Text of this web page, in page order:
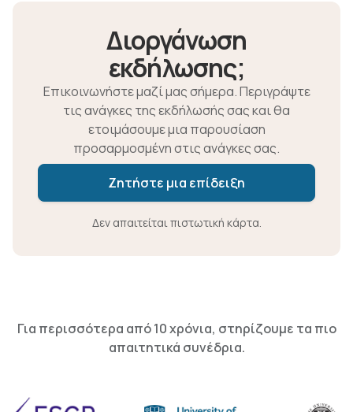
Διοργάνωση
εκδήλωσης;
Επικοινωνήστε μαζί μας σήμερα. Περιγράψτε
τις ανάγκες της εκδήλωσής σας και θα
ετοιμάσουμε μια παρουσίαση
προσαρμοσμένη στις ανάγκες σας.
Ζητήστε μια επίδειξη
Δεν απαιτείται πιστωτική κάρτα.
Για περισσότερα από 10 χρόνια, στηρίζουμε τα πιο
απαιτητικά συνέδρια.